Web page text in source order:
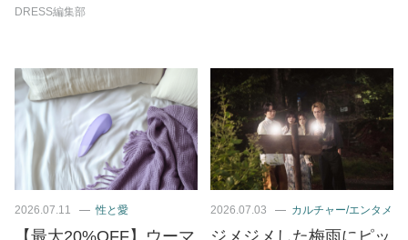
DRESS編集部
2026.07.11 性と愛
【最大20%OFF】ウーマ
2026.07.03 カルチャー/エンタメ
ジメジメした梅雨にピッ